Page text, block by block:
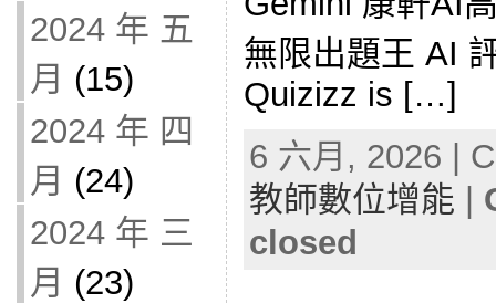
2024 年 五
月 (15)
2024 年 四
月 (24)
2024 年 三
月 (23)
無限出題王 AI
Quizizz is […]
6 六月, 2026 |
教師數位增能
closed